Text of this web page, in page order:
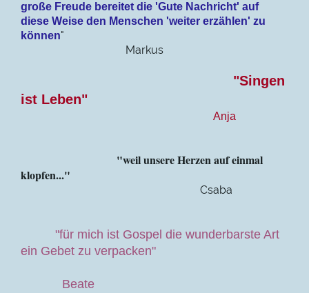
große Freude bereitet die 'Gute Nachricht' auf
diese Weise den Menschen 'weiter erzählen' zu
können"
Markus
"Singen
ist Leben"
Anja
"weil unsere Herzen auf einmal
klopfen..."
Csaba
"für mich ist Gospel die wunderbarste Art
ein Gebet zu verpacken"
Beate